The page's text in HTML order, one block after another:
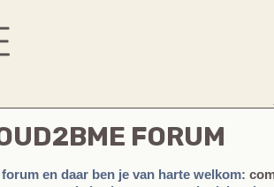
FORUM
en daar ben je van harte welkom: